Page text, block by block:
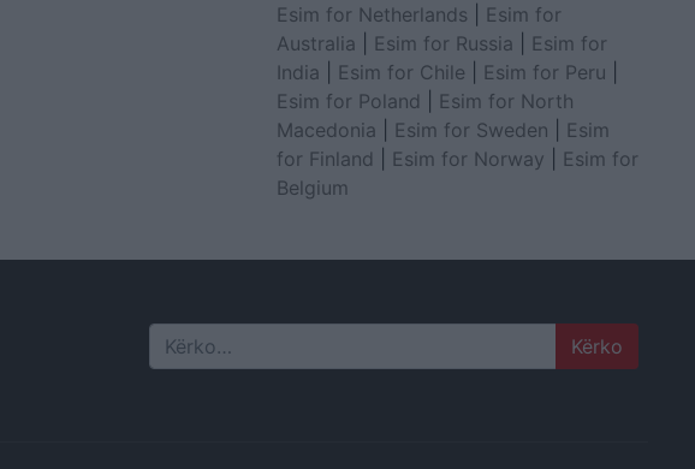
Esim for Netherlands
Esim for
Australia
Esim for Russia
Esim for
India
Esim for Chile Esim for Peru
Esim for Poland
Esim for North
Macedonia
Esim for Sweden
Esim
for Finland
Esim for Norway
Esim for
Belgium
Search